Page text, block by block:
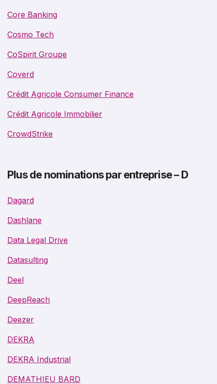
Core Banking
Cosmo Tech
CoSpirit Groupe
Coverd
Crédit Agricole Consumer Finance
Crédit Agricole Immobilier
CrowdStrike
Plus de nominations par entreprise – D
Dagard
Dashlane
Data Legal Drive
Datasulting
Deel
DeepReach
Deezer
DEKRA
DEKRA Industrial
DEMATHIEU BARD